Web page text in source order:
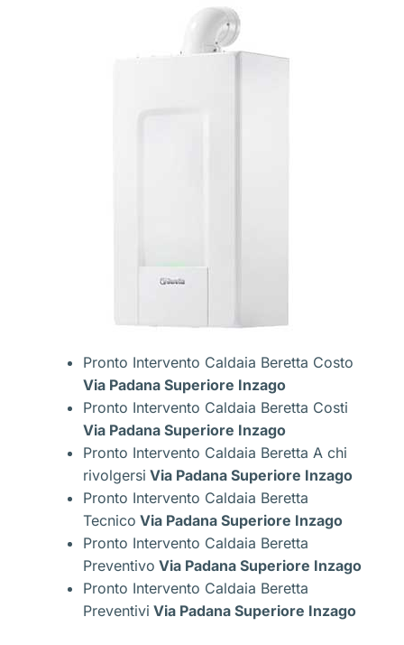
Pronto Intervento Caldaia Beretta Costo
Via Padana Superiore Inzago
Pronto Intervento Caldaia Beretta Costi
Via Padana Superiore Inzago
Pronto Intervento Caldaia Beretta A chi
rivolgersi Via Padana Superiore Inzago
Pronto Intervento Caldaia Beretta
Tecnico Via Padana Superiore Inzago
Pronto Intervento Caldaia Beretta
Preventivo Via Padana Superiore Inzago
Pronto Intervento Caldaia Beretta
Preventivi Via Padana Superiore Inzago